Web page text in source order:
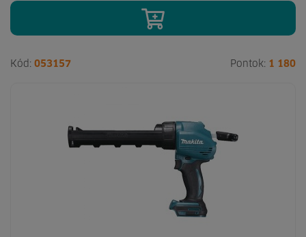
Kód: 053157 Pontok: 1 180